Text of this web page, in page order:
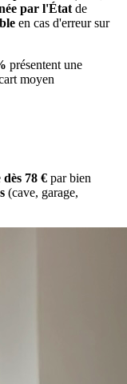
par l'État de
en cas d'erreur sur
présentent une
moyen
dès 78 € par bien
(cave, garage,